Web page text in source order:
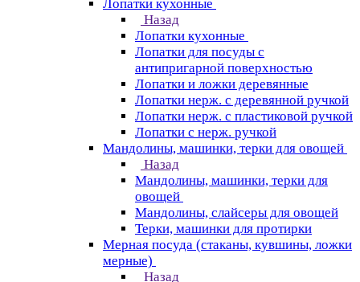
Лопатки кухонные
Назад
Лопатки кухонные
Лопатки для посуды с
антипригарной поверхностью
Лопатки и ложки деревянные
Лопатки нерж. с деревянной ручкой
Лопатки нерж. с пластиковой ручкой
Лопатки с нерж. ручкой
Мандолины, машинки, терки для овощей
Назад
Мандолины, машинки, терки для
овощей
Мандолины, слайсеры для овощей
Терки, машинки для протирки
Мерная посуда (стаканы, кувшины, ложки
мерные)
Назад